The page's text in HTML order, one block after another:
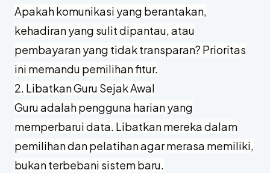
Apakah komunikasi yang berantakan,
kehadiran yang sulit dipantau, atau
pembayaran yang tidak transparan? Prioritas
ini memandu pemilihan fitur.
2. Libatkan Guru Sejak Awal
Guru adalah pengguna harian yang
memperbarui data. Libatkan mereka dalam
pemilihan dan pelatihan agar merasa memiliki,
bukan terbebani sistem baru.